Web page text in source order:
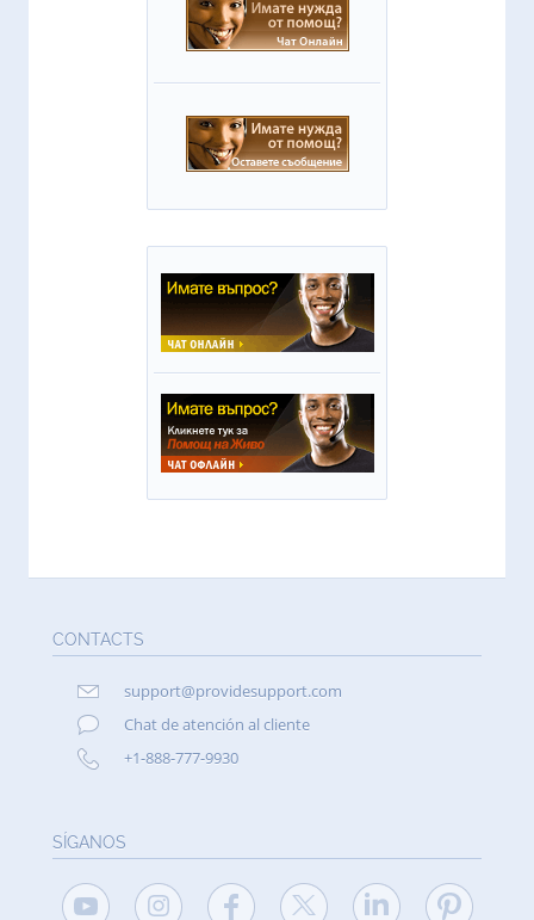
CONTACTS
support@providesupport.com
Chat de atención al cliente
+1-888-777-9930
SÍGANOS